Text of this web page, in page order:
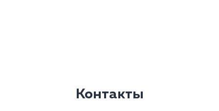
Контакты